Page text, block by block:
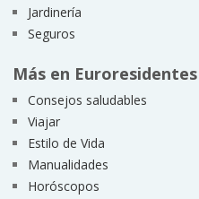
Jardinería
Seguros
Más en Euroresidentes
Consejos saludables
Viajar
Estilo de Vida
Manualidades
Horóscopos